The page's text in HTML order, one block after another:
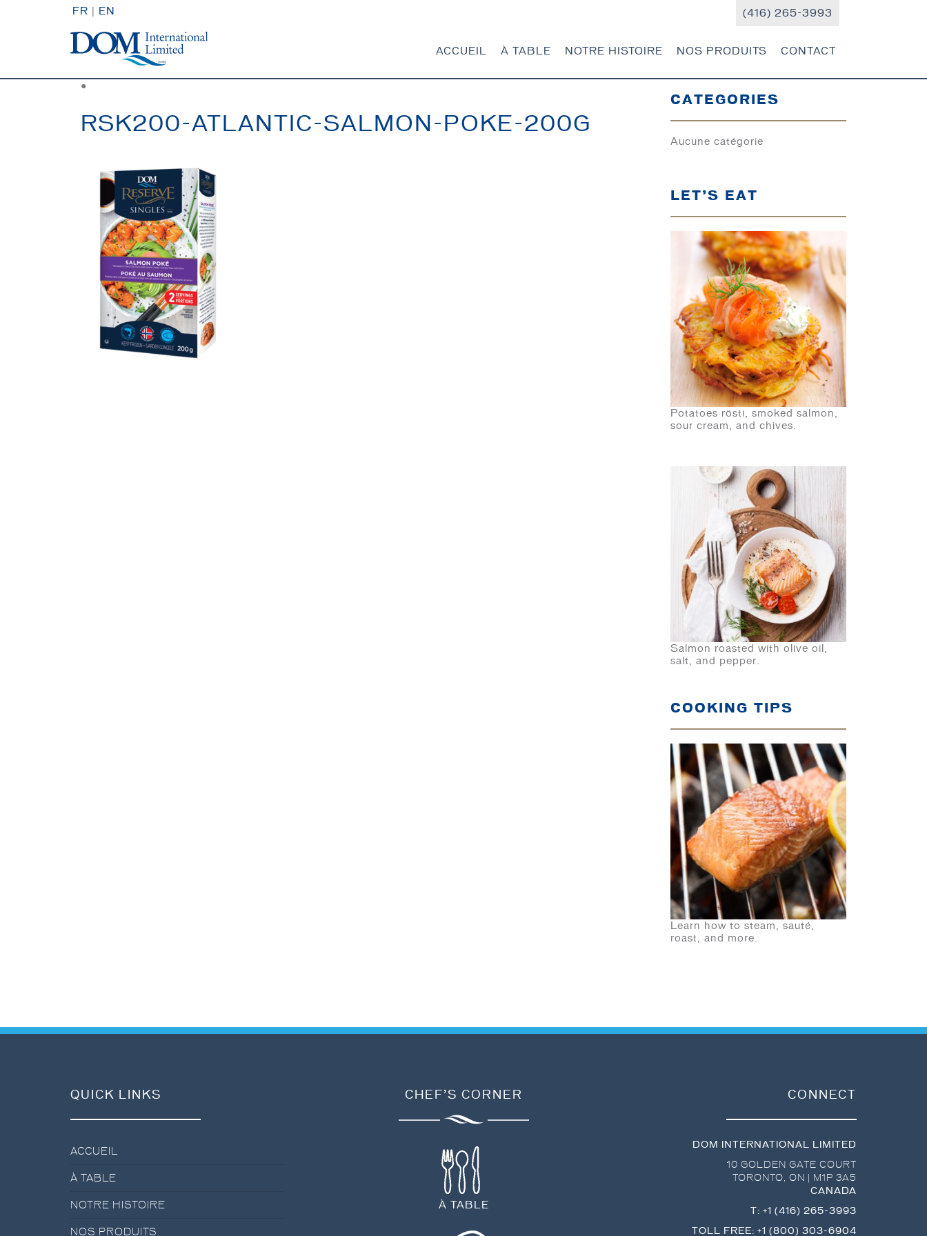
FR EN
ACCUEIL À TABLE NOTRE HISTOIRE NOS PRODUITS CONTACT
(416) 265-3993
●
RSK200-ATLANTIC-SALMON-POKE-200G
CATEGORIES
Aucune catégorie
LET’S EAT
Potatoes rösti, smoked salmon,
sour cream, and chives.
Salmon roasted with olive oil,
salt, and pepper.
COOKING TIPS
Learn how to steam, sauté,
roast, and more.
QUICK LINKS
ACCUEIL
À TABLE
NOTRE HISTOIRE
NOS PRODUITS
CHEF’S CORNER
À TABLE
CONNECT
DOM INTERNATIONAL LIMITED
10 GOLDEN GATE COURT
TORONTO, ON
M1P 3A5
CANADA
T: +1 (416) 265-3993
TOLL FREE: +1 (800) 303-6904